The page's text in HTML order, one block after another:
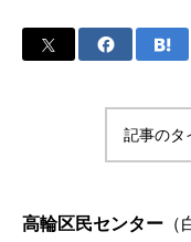
記事のタ
高輪区民センター